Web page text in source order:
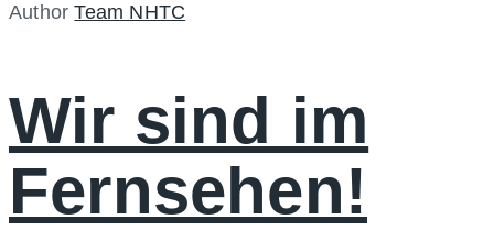
AuthorTeam NHTC
Wir sind im
Fernsehen!